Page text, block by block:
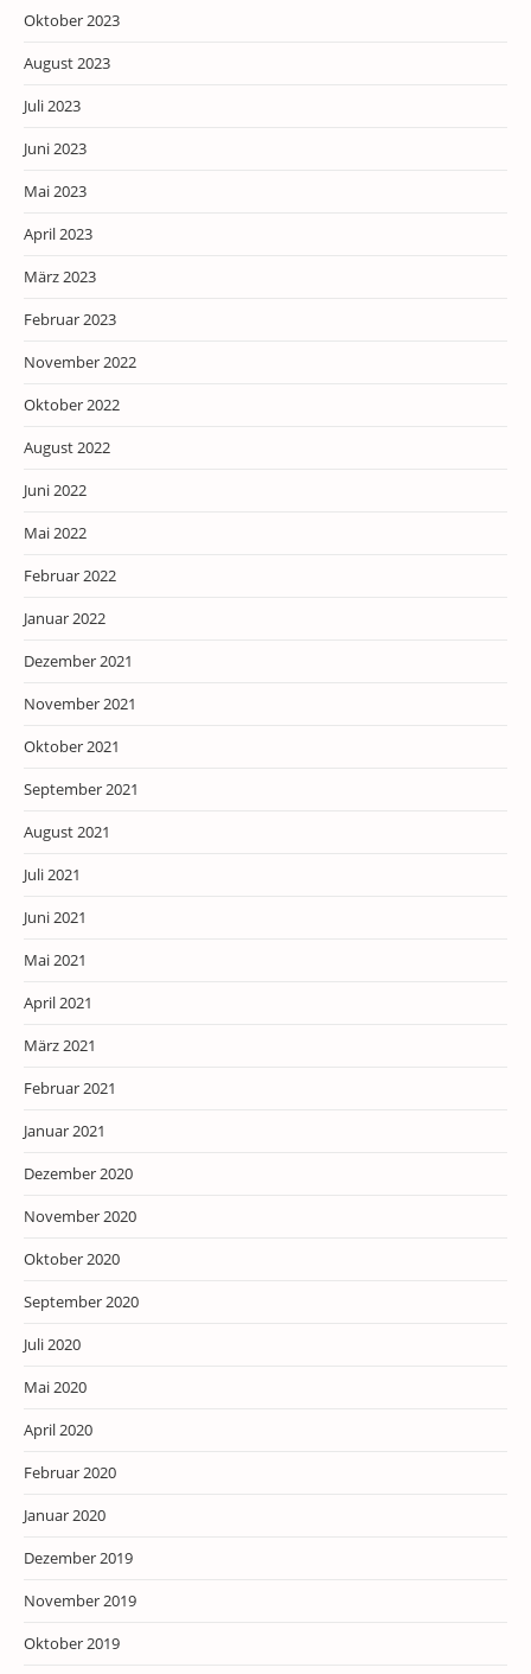
Oktober 2023
August 2023
Juli 2023
Juni 2023
Mai 2023
April 2023
März 2023
Februar 2023
November 2022
Oktober 2022
August 2022
Juni 2022
Mai 2022
Februar 2022
Januar 2022
Dezember 2021
November 2021
Oktober 2021
September 2021
August 2021
Juli 2021
Juni 2021
Mai 2021
April 2021
März 2021
Februar 2021
Januar 2021
Dezember 2020
November 2020
Oktober 2020
September 2020
Juli 2020
Mai 2020
April 2020
Februar 2020
Januar 2020
Dezember 2019
November 2019
Oktober 2019